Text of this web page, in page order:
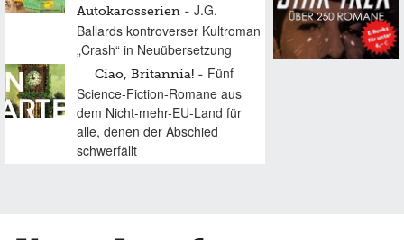
Autokarosserien
J.G.
Ballards kontroverser Kultroman
„Crash“ in Neuübersetzung
Ciao, Britannia!
Fünf
Science-Fiction-Romane aus
dem Nicht-mehr-EU-Land für
alle, denen der Abschied
schwerfällt